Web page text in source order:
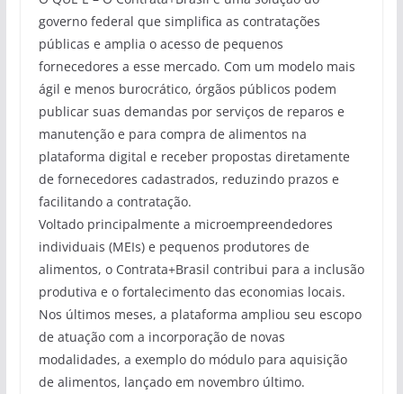
governo federal que simplifica as contratações
públicas e amplia o acesso de pequenos
fornecedores a esse mercado. Com um modelo mais
ágil e menos burocrático, órgãos públicos podem
publicar suas demandas por serviços de reparos e
manutenção e para compra de alimentos na
plataforma digital e receber propostas diretamente
de fornecedores cadastrados, reduzindo prazos e
facilitando a contratação.
Voltado principalmente a microempreendedores
individuais (MEIs) e pequenos produtores de
alimentos, o Contrata+Brasil contribui para a inclusão
produtiva e o fortalecimento das economias locais.
Nos últimos meses, a plataforma ampliou seu escopo
de atuação com a incorporação de novas
modalidades, a exemplo do módulo para aquisição
de alimentos, lançado em novembro último.